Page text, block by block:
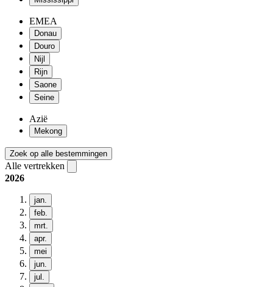
EMEA
Donau
Douro
Nijl
Rijn
Saone
Seine
Azië
Mekong
Zoek op alle bestemmingen
Alle vertrekken
2026
jan.
feb.
mrt.
apr.
mei
jun.
jul.